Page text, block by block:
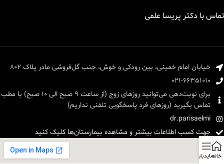
تماس با دکتر پریسا علمی
خیابان امام خمینی، بین رودکی و خوش، جنب گل‌فروشی مادر پلاک 802
021-66351010
برای نوبت‌دهی می‌توانید روزهای زوج (از ساعت 9 صبح الی 10 صبح) با مطب
تماس بگیرید (روزهای فرد پاسخگویی تلفنی نداریم)
dr.parisaelmi
جهت کسب اطلاعات بیشتر و مشاهده بیمارستان‌ها کلیک کنید
خانهسایدبار